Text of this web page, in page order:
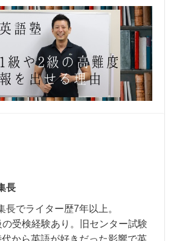
長
長でライター歴7年以上。
受検経験あり。旧センター試験
から英語が好きだった影響で英